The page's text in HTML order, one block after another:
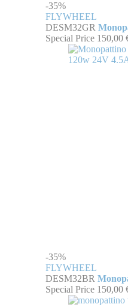
-35%
FLYWHEEL
DESM32GR
Special Price 150,00
-35%
FLYWHEEL
DESM32BR
Special Price 150,00